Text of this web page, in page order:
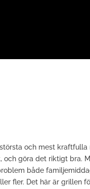
och mest
göra det riktigt bra.
både
fler. Det här är grillen